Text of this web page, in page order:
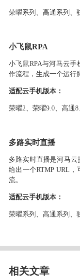
荣曜系列、高通系列、
小飞鼠RPA
小飞鼠RPA与河马云手
作流程，生成一个运行
适配云手机版本：
荣曜2、荣曜9.0、高通
多路实时直播
多路实时直播是河马
给出一个RTMP URL，
流。
适配云手机版本：
荣曜系列、高通系列、
相关文章